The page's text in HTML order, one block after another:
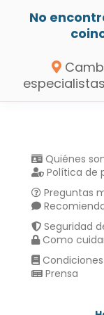
No
Quiénes
Política de
Preguntas
Seguridad
Como
Prensa